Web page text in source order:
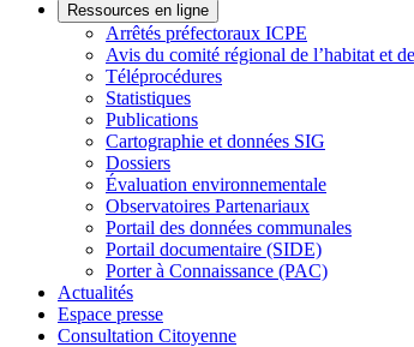
Ressources en ligne
Arrêtés préfectoraux ICPE
Avis du comité régional de l’habitat et
Téléprocédures
Statistiques
Publications
Cartographie et données SIG
Dossiers
Évaluation environnementale
Observatoires Partenariaux
Portail des données communales
Portail documentaire (SIDE)
Porter à Connaissance (PAC)
Actualités
Espace presse
Consultation Citoyenne